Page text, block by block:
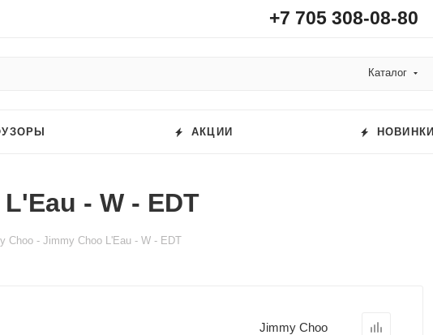
+7 705 308-08-80
Каталог
АКЦИИ НОВИНКИ
- W - EDT
Choo - Jimmy Choo L'Eau - W - EDT
Jimmy Choo